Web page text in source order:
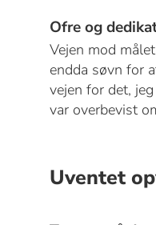
Ofre og
Vejen mod
endda søvn for
vejen for det,
var overbevist
Uventet